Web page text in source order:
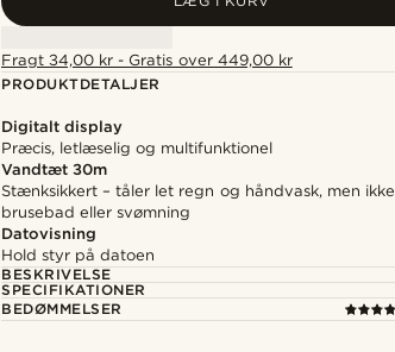
Fragt 34,00 kr - Gratis over 449,00 kr
PRODUKTDETALJER
Digitalt display
Præcis, letlæselig og multifunktionel
Vandtæt 30m
Stænksikkert – tåler let regn og håndvask, men ikke
brusebad eller svømning
Datovisning
Hold styr på datoen
BESKRIVELSE
SPECIFIKATIONER
BEDØMMELSER